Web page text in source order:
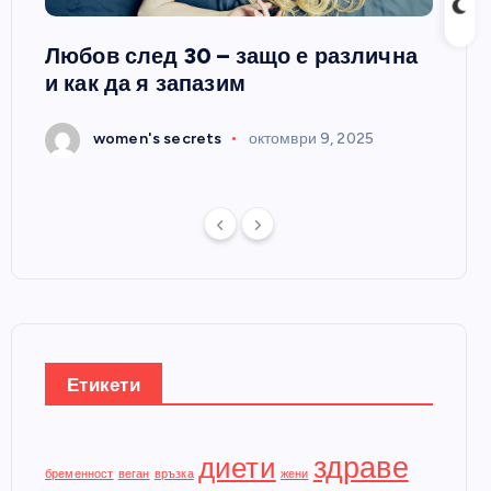
Любов след 30 – защо е различна
и как да я запазим
women's secrets октомври 9, 2025
Етикети
бременност веган връзка диети жени здраве